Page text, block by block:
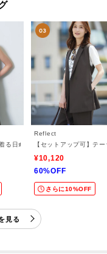
レる日傘】颯爽ジレジャケット
Reflect
【セットアップ可】テ
¥10,120
60%OFF
さらに10%OFF
見る